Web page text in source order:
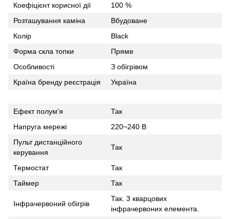
Коефіцієнт корисної дії
100 %
Розташування каміна
Вбудоване
Колір
Black
Форма скла топки
Пряме
Особливості
З обігрівом
Країна бренду реєстрація
Україна
Ефект полум'я
Так
Напруга мережі
220~240 В
Пульт дистанційного
керування
Так
Термостат
Так
Таймер
Так
Інфрачервоний обігрів
Так. 3 кварцових
інфрачервоних елемента.